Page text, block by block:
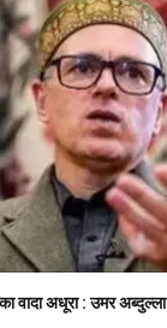
वादा अधूरा : उमर अब्दुल्ला